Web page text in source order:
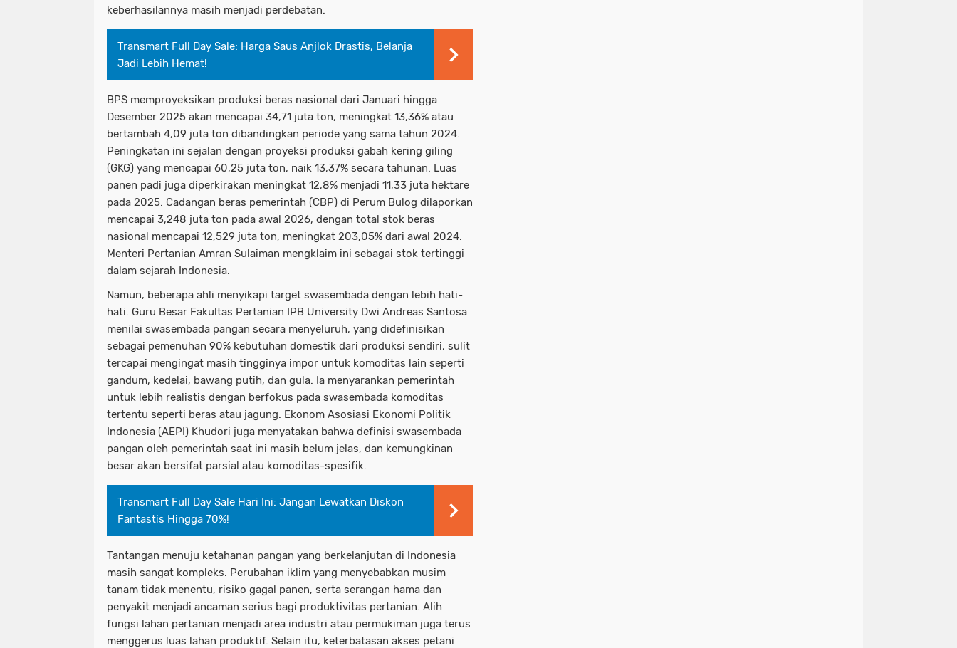
keberhasilannya masih menjadi perdebatan.
Transmart Full Day Sale: Harga Saus Anjlok Drastis, Belanja
Jadi Lebih Hemat!
BPS memproyeksikan produksi beras nasional dari Januari hingga
Desember 2025 akan mencapai 34,71 juta ton, meningkat 13,36% atau
bertambah 4,09 juta ton dibandingkan periode yang sama tahun 2024.
Peningkatan ini sejalan dengan proyeksi produksi gabah kering giling
(GKG) yang mencapai 60,25 juta ton, naik 13,37% secara tahunan. Luas
panen padi juga diperkirakan meningkat 12,8% menjadi 11,33 juta hektare
pada 2025. Cadangan beras pemerintah (CBP) di Perum Bulog dilaporkan
mencapai 3,248 juta ton pada awal 2026, dengan total stok beras
nasional mencapai 12,529 juta ton, meningkat 203,05% dari awal 2024.
Menteri Pertanian Amran Sulaiman mengklaim ini sebagai stok tertinggi
dalam sejarah Indonesia.
Namun, beberapa ahli menyikapi target swasembada dengan lebih hati-
hati. Guru Besar Fakultas Pertanian IPB University Dwi Andreas Santosa
menilai swasembada pangan secara menyeluruh, yang didefinisikan
sebagai pemenuhan 90% kebutuhan domestik dari produksi sendiri, sulit
tercapai mengingat masih tingginya impor untuk komoditas lain seperti
gandum, kedelai, bawang putih, dan gula. Ia menyarankan pemerintah
untuk lebih realistis dengan berfokus pada swasembada komoditas
tertentu seperti beras atau jagung. Ekonom Asosiasi Ekonomi Politik
Indonesia (AEPI) Khudori juga menyatakan bahwa definisi swasembada
pangan oleh pemerintah saat ini masih belum jelas, dan kemungkinan
besar akan bersifat parsial atau komoditas-spesifik.
Transmart Full Day Sale Hari Ini: Jangan Lewatkan Diskon
Fantastis Hingga 70%!
Tantangan menuju ketahanan pangan yang berkelanjutan di Indonesia
masih sangat kompleks. Perubahan iklim yang menyebabkan musim
tanam tidak menentu, risiko gagal panen, serta serangan hama dan
penyakit menjadi ancaman serius bagi produktivitas pertanian. Alih
fungsi lahan pertanian menjadi area industri atau permukiman juga terus
menggerus luas lahan produktif. Selain itu, keterbatasan akses petani